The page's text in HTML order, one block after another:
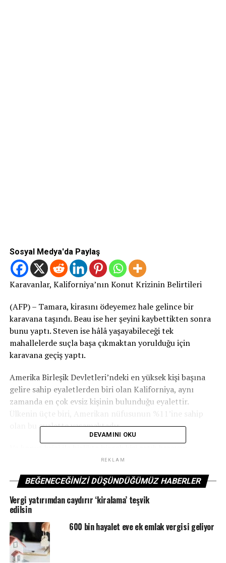
Sosyal Medya'da Paylaş
Karavanlar, Kaliforniya’nın Konut Krizinin Belirtileri
(AFP) – Tamara, kirasını ödeyemez hale gelince bir
karavana taşındı. Beau ise her şeyini kaybettikten sonra
bunu yaptı. Steven ise hâlâ yaşayabileceği tek
mahallelerde suçla başa çıkmaktan yorulduğu için
karavana geçiş yaptı.
Amerika Birleşik Devletleri’ndeki en yüksek kişi başına
gelire sahip eyaletlerden biri olan Kaliforniya, aynı
zamanda en çok evsiz kişinin bulunduğu eyalettir.
Ülkenin üçte biri, Amerikan nüfusunun %11’ine sahip
olan bu eyalette yaşamaktadır
motorlu ev, minibüs, mobil ev gibi tek çatıları olarak
görülen araçlarda yaşamaktadır. Bu araçlar zaman
zaman Los Angeles’ta ve çevre kasabalarda düzenlenmiş
kamp alanlarında yerleştirilirler ve yetkililer burada
yaklaşık 75.000 evsiz kişi saymaktadır.
Kiralar neredeyse 3.000 dolar –
“Tek kaldırabileceğim şey bu,” diyor Beau Beard, turistik
DEVAMINI OKU
REKLAM
BEĞENECEĞINIZI DÜŞÜNDÜĞÜMÜZ HABERLER
Vergi yatırımdan caydırır ‘kiralama’ teşvik
edilsin
600 bin hayalet eve ek emlak vergisi geliyor